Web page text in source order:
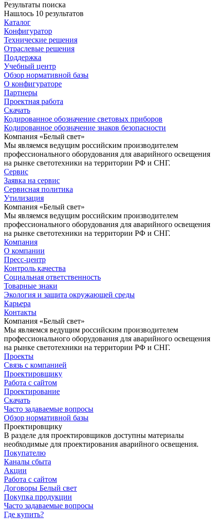
Результаты поиска
Нашлось 10 результатов
Каталог
Конфигуратор
Технические решения
Отраслевые решения
Поддержка
Учебный центр
Обзор нормативной базы
О конфигураторе
Партнеры
Проектная работа
Скачать
Кодированное обозначение световых приборов
Кодированное обозначение знаков безопасности
Компания «Белый свет»
Мы являемся ведущим российским производителем
профессионального оборудования для аварийного освещения
на рынке светотехники на территории РФ и СНГ.
Сервис
Заявка на сервис
Сервисная политика
Утилизация
Компания «Белый свет»
Мы являемся ведущим российским производителем
профессионального оборудования для аварийного освещения
на рынке светотехники на территории РФ и СНГ.
Компания
О компании
Пресс-центр
Контроль качества
Социальная ответственность
Товарные знаки
Экология и защита окружающей среды
Карьера
Контакты
Компания «Белый свет»
Мы являемся ведущим российским производителем
профессионального оборудования для аварийного освещения
на рынке светотехники на территории РФ и СНГ.
Проекты
Связь с компанией
Проектировщику
Работа с сайтом
Проектирование
Скачать
Часто задаваемые вопросы
Обзор нормативной базы
Проектировщику
В разделе для проектировщиков доступны материалы
необходимые для проектирования аварийного освещения.
Покупателю
Каналы сбыта
Акции
Работа с сайтом
Договоры Белый свет
Покупка продукции
Часто задаваемые вопросы
Где купить?